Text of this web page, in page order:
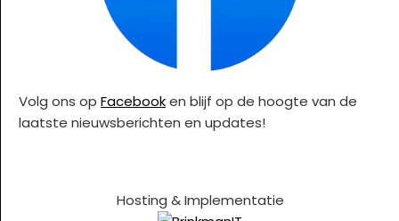
Volg ons op Facebooken blijf op de hoogte van de
laatste nieuwsberichten en updates!
Hosting & Implementatie